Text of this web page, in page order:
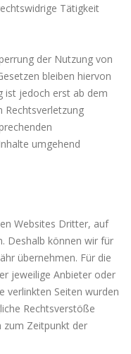
Tätigkeit
der Nutzung von
bleiben hiervon
ist jedoch erst ab dem
Rechtsverletzung
umgehend
Websites Dritter, auf
Deshalb können wir für
übernehmen. Für die
jeweilige Anbieter oder
verlinkten Seiten wurden
Rechtsverstöße
zum Zeitpunkt der